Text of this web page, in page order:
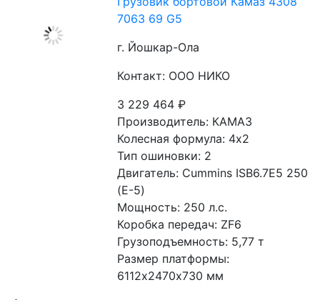
7063 69 G5
г. Йошкар-Ола
Контакт: ООО НИКО
3 229 464₽
Производитель: КАМАЗ
Колесная формула: 4х2
Тип ошиновки: 2
Двигатель: Сummins ISB6.7E5 250
(Е-5)
Мощность: 250 л.с.
Коробка передач: ZF6
Грузоподъемность: 5,77 т
Размер платформы:
6112х2470х730 мм